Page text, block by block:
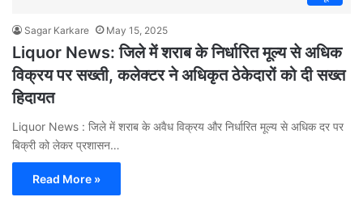
Sagar Karkare May 15, 2025
Liquor News: जिले में शराब के निर्धारित मूल्य से अधिक
विक्रय पर सख्ती, कलेक्टर ने अधिकृत ठेकेदारों को दी सख्त
हिदायत
Liquor News : जिले में शराब के अवैध विक्रय और निर्धारित मूल्य से अधिक दर पर
बिक्री को लेकर प्रशासन…
Read More »